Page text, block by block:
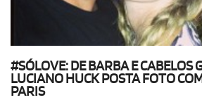
#SÓLOVE: DE BARBA E CABELOS
LUCIANO HUCK POSTA FOTO
PARIS